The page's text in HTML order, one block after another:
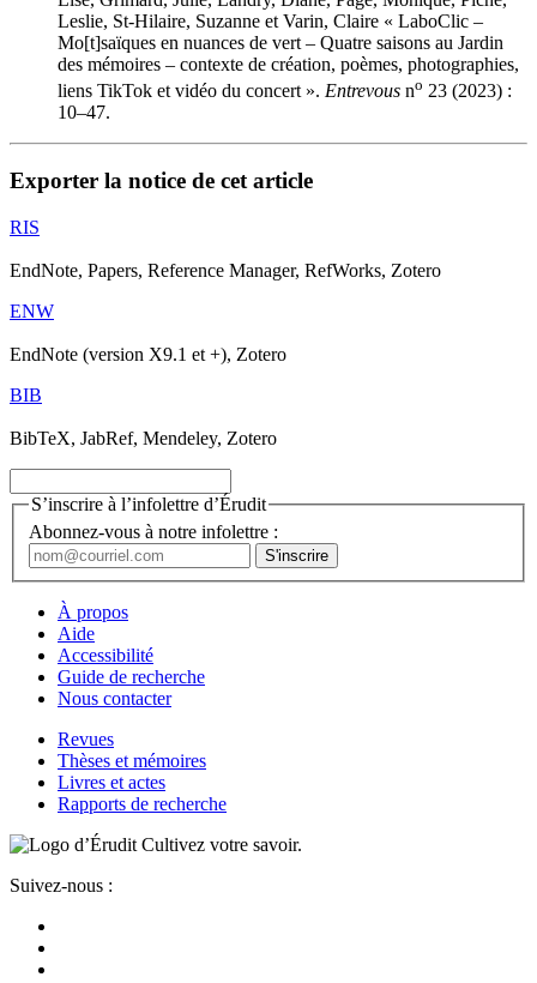
Leslie, St-Hilaire, Suzanne et Varin, Claire « LaboClic –
Mo[t]saïques en nuances de vert – Quatre saisons au Jardin
des mémoires – contexte de création, poèmes, photographies,
liens TikTok et vidéo du concert ». Entrevous no 23 (2023) :
10–47.
Exporter la notice de cet article
RIS
EndNote, Papers, Reference Manager, RefWorks, Zotero
ENW
EndNote (version X9.1 et +), Zotero
BIB
BibTeX, JabRef, Mendeley, Zotero
S’inscrire à l’infolettre d’Érudit
Abonnez-vous à notre infolettre :
À propos
Aide
Accessibilité
Guide de recherche
Nous contacter
Revues
Thèses et mémoires
Livres et actes
Rapports de recherche
Cultivez votre savoir.
Suivez-nous :